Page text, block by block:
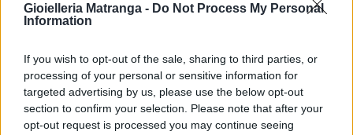
Gioielleria Matranga - Do Not Process My Personal
Information
If you wish to opt-out of the sale, sharing to third parties, or
processing of your personal or sensitive information for
targeted advertising by us, please use the below opt-out
section to confirm your selection. Please note that after your
opt-out request is processed you may continue seeing
Politiche dei prezzi online
Caratteristiche Prodotto
iRef:93